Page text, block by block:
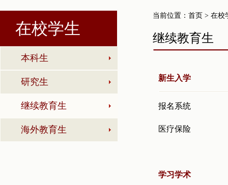
在校学生
本科生
研究生
继续教育生
海外教育生
当前位置： 首页 > 在校
继续教育生
新生入学
报名系统
医疗保险
学习学术